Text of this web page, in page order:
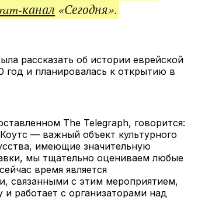
канал «Сегодня».
рассказать об истории еврейской
и планировалась к открытию в
The Telegraph, говорится:
— важный объект культурного
имеющие значительную
мы тщательно оцениваем любые
время является
связанными с этим мероприятием,
работает с организаторами над